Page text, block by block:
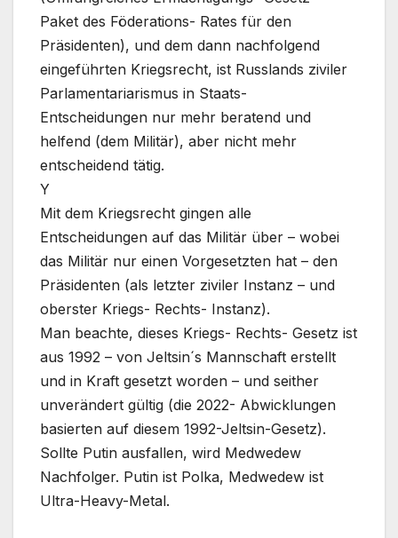
Paket des Föderations- Rates für den
Präsidenten), und dem dann nachfolgend
eingeführten Kriegsrecht, ist Russlands ziviler
Parlamentariarismus in Staats-
Entscheidungen nur mehr beratend und
helfend (dem Militär), aber nicht mehr
entscheidend tätig.
Y
Mit dem Kriegsrecht gingen alle
Entscheidungen auf das Militär über – wobei
das Militär nur einen Vorgesetzten hat – den
Präsidenten (als letzter ziviler Instanz – und
oberster Kriegs- Rechts- Instanz).
Man beachte, dieses Kriegs- Rechts- Gesetz ist
aus 1992 – von Jeltsin´s Mannschaft erstellt
und in Kraft gesetzt worden – und seither
unverändert gültig (die 2022- Abwicklungen
basierten auf diesem 1992-Jeltsin-Gesetz).
Sollte Putin ausfallen, wird Medwedew
Nachfolger. Putin ist Polka, Medwedew ist
Ultra-Heavy-Metal.